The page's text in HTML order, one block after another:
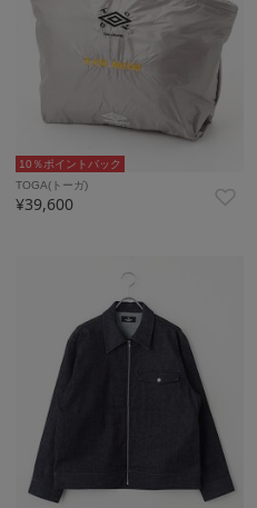
10％ポイントバック
TOGA(トーガ)
¥39,600